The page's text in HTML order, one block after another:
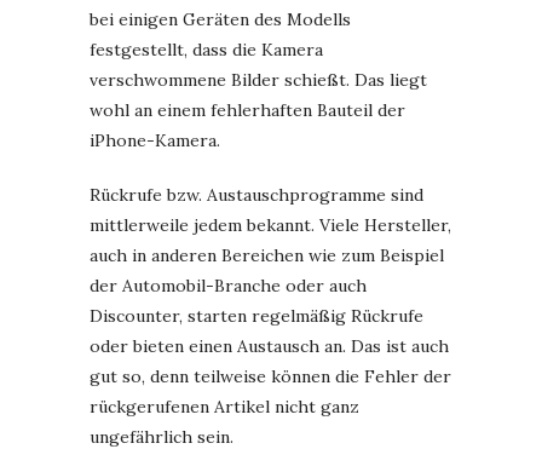
bei einigen Geräten des Modells
festgestellt, dass die Kamera
verschwommene Bilder schießt. Das liegt
wohl an einem fehlerhaften Bauteil der
iPhone-Kamera.
Rückrufe bzw. Austauschprogramme sind
mittlerweile jedem bekannt. Viele Hersteller,
auch in anderen Bereichen wie zum Beispiel
der Automobil-Branche oder auch
Discounter, starten regelmäßig Rückrufe
oder bieten einen Austausch an. Das ist auch
gut so, denn teilweise können die Fehler der
rückgerufenen Artikel nicht ganz
ungefährlich sein.